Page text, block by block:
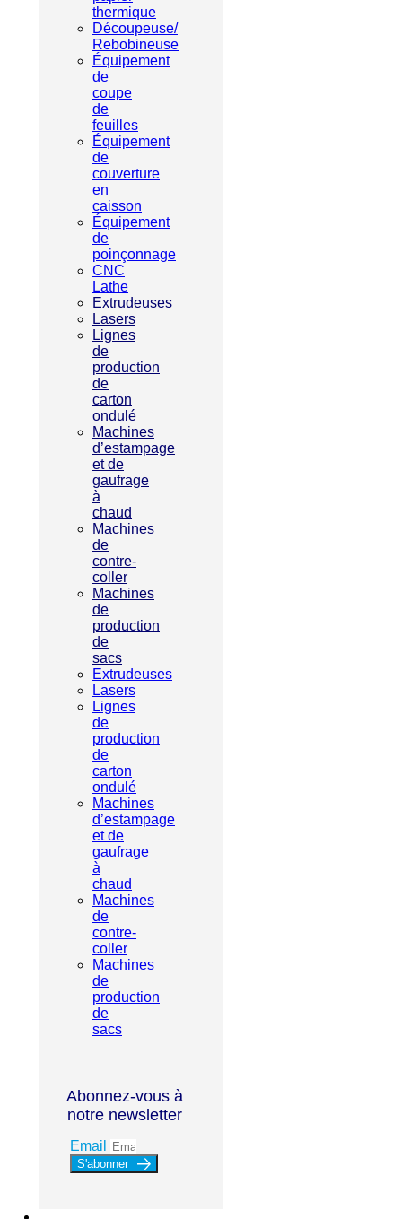
thermique
Découpeuse/
Rebobineuse
Équipement
de
coupe
de
feuilles
Équipement
de
couverture
en
caisson
Équipement
de
poinçonnage
CNC
Lathe
Extrudeuses
Lasers
Lignes
de
production
de
carton
ondulé
Machines
d’estampage
et de
gaufrage
à
chaud
Machines
de
contre-
coller
Machines
de
production
de
sacs
Extrudeuses
Lasers
Lignes
de
production
de
carton
ondulé
Machines
d’estampage
et de
gaufrage
à
chaud
Machines
de
contre-
coller
Machines
de
production
de
sacs
Abonnez-vous à
notre newsletter
Email
S'abonner